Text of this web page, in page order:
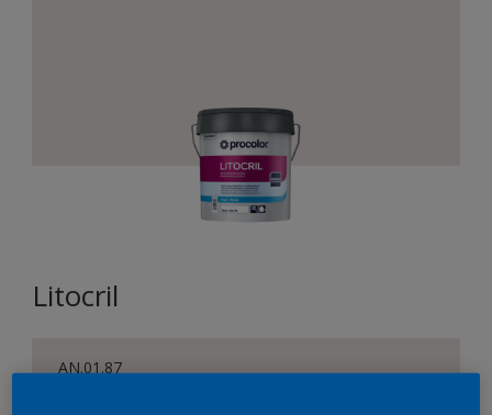
Litocril
AN.01.87